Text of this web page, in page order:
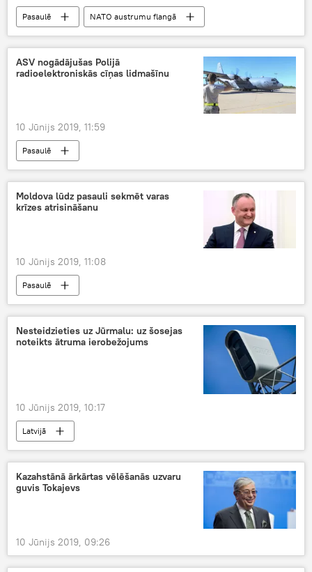
Pasaulē NATO austrumu flangā
ASV nogādājušas Polijā
radioelektroniskās cīņas lidmašīnu
10 Jūnijs 2019, 11:59
Pasaulē
Moldova lūdz pasauli sekmēt varas
krīzes atrisināšanu
10 Jūnijs 2019, 11:08
Pasaulē
Nesteidzieties uz Jūrmalu: uz šosejas
noteikts ātruma ierobežojums
10 Jūnijs 2019, 10:17
Latvijā
Kazahstānā ārkārtas vēlēšanās uzvaru
guvis Tokajevs
10 Jūnijs 2019, 09:26